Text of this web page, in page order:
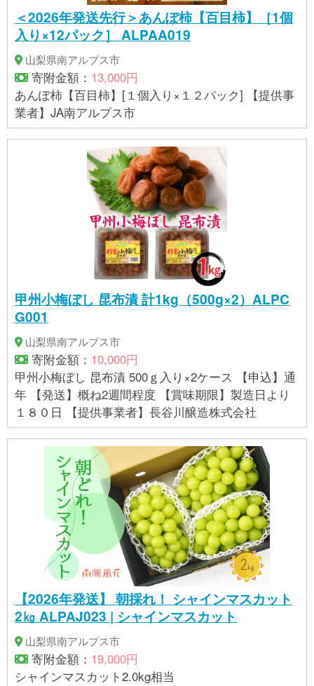
＜2026年発送先行＞あんぽ柿【百目柿】［1個
入り×12パック］ ALPAA019
山梨県南アルプス市
寄附金額： 13,000円
あんぽ柿【百目柿】[１個入り×１２パック] 【提供事
業者】JA南アルプス市
甲州小梅ぼし 昆布漬 計1kg（500g×2）ALPC
G001
山梨県南アルプス市
寄附金額： 10,000円
甲州小梅ぼし 昆布漬 500ｇ入り×2ケース 【申込】通
年 【発送】概ね2週間程度 【賞味期限】製造日より
１８０日 【提供事業者】長谷川醸造株式会社
【2026年発送】 朝採れ！ シャインマスカット
2㎏ ALPAJ023 | シャインマスカット
山梨県南アルプス市
寄附金額： 19,000円
シャインマスカット2.0kg相当